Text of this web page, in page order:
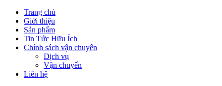
Trang chủ
Giới thiệu
Sản phẩm
Tin Tức Hữu Ích
Chính sách vận chuyển
Dịch vụ
Vận chuyển
Liên hệ